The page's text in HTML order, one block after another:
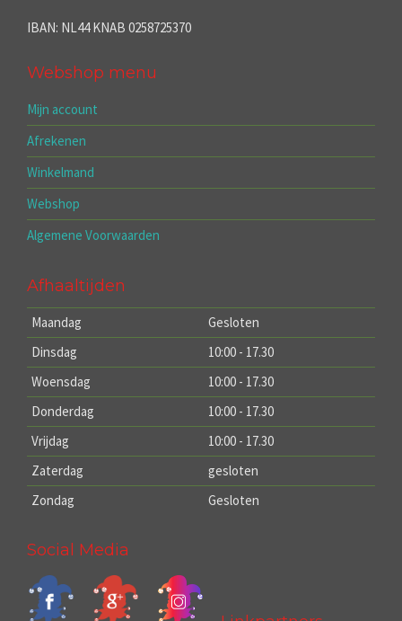
IBAN: NL44 KNAB 0258725370
Webshop menu
Mijn account
Afrekenen
Winkelmand
Webshop
Algemene Voorwaarden
Afhaaltijden
Maandag
Gesloten
Dinsdag
10:00 - 17.30
Woensdag
10:00 - 17.30
Donderdag
10:00 - 17.30
Vrijdag
10:00 - 17.30
Zaterdag
gesloten
Zondag
Gesloten
Social Media